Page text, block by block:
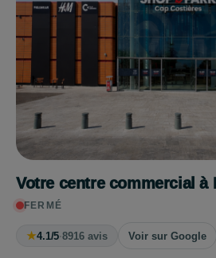
Votre centre commercial à
FERMÉ
★4.1/5·8916 avis Voir sur Google